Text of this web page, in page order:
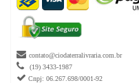
 contato@ciodaterralivraria.com.br
 (19) 3433-1987
 Cnpj: 06.267.698/0001-92